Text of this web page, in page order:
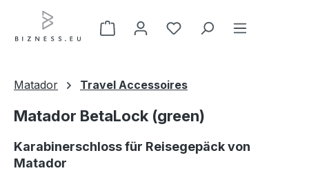
Zum Hauptinhalt springen
Matador Travel Accessoires
Matador BetaLock (green)
Karabinerschloss für Reisegepäck von
Matador